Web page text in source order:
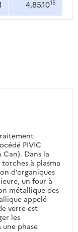
4,85.1015
PIVIC
Dans la
à plasma
d’organiques
un four à
métallique des
appelé
verre est
les
une phase